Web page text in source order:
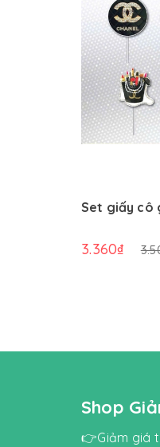
Set giấy cô
3.360₫
Shop
👉Giảm giá